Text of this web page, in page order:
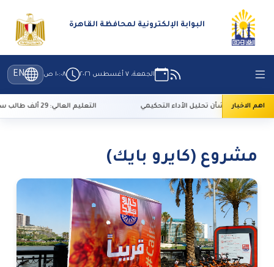
البوابة الإلكترونية لمحافظة القاهرة
الجمعة، ٧ أغسطس ٢٠٢٦ ١٠:٠٨ ص EN
اهم الاخبار
بشأن تحليل الأداء التحكيمي التعليم العالي: 29 ألف طالب سجلوا رغباتهم في تنسيق المرحلة الأولى
مشروع (كايرو بايك)